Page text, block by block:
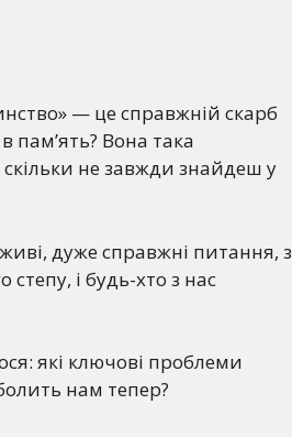
— це справжній скарб
пам’ять? Вона така
не завжди знайдеш у
дуже справжні питання, з
і будь-хто з нас
які ключові проблеми
нам тепер?